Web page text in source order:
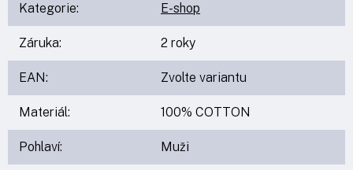
Kategorie: E-shop
Záruka: 2 roky
EAN: Zvolte variantu
Materiál: 100% COTTON
Pohlaví: Muži